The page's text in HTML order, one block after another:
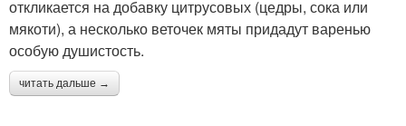
откликается на добавку цитрусовых (цедры, сока или
мякоти), а несколько веточек мяты придадут варенью
особую душистость.
читать дальше →